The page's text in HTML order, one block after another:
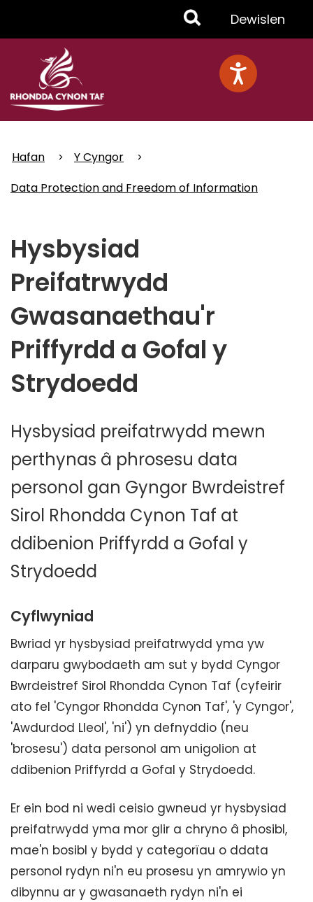
Toggle
Menu
Dewislen
Hafan
Y Cyngor
Data Protection and Freedom of Information
Hysbysiad
Preifatrwydd
Gwasanaethau'r
Priffyrdd a Gofal y
Strydoedd
Hysbysiad preifatrwydd mewn
perthynas â phrosesu data
personol gan Gyngor Bwrdeistref
Sirol Rhondda Cynon Taf at
ddibenion Priffyrdd a Gofal y
Strydoedd
Cyflwyniad
Bwriad yr hysbysiad preifatrwydd yma yw
darparu gwybodaeth am sut y bydd Cyngor
Bwrdeistref Sirol Rhondda Cynon Taf (cyfeirir
ato fel 'Cyngor Rhondda Cynon Taf', 'y Cyngor',
'Awdurdod Lleol', 'ni') yn defnyddio (neu
'brosesu') data personol am unigolion at
ddibenion Priffyrdd a Gofal y Strydoedd.
Er ein bod ni wedi ceisio gwneud yr hysbysiad
preifatrwydd yma mor glir a chryno â phosibl,
mae'n bosibl y bydd y categorïau o ddata
personol rydyn ni'n eu prosesu yn amrywio yn
dibynnu ar y gwasanaeth rydyn ni'n ei